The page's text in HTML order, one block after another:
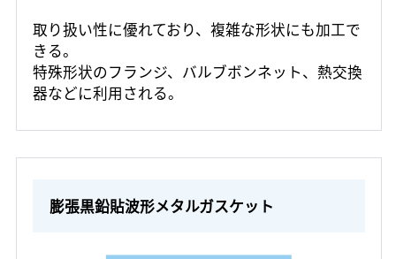
取り扱い性に優れており、複雑な形状にも加工で
きる。
特殊形状のフランジ、バルブボンネット、熱交換
器などに利用される。
膨張黒鉛貼波形メタルガスケット